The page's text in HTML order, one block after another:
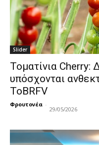
Slider
Τοματίνια Cherry:
υπόσχονται
ToBRFV
Φρουτονέα -
29/05/2026